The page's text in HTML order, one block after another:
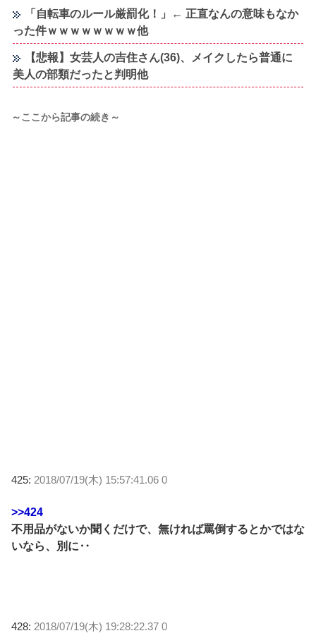
「自転車のルール厳罰化！」← 正直なんの意味もなか
った件ｗｗｗｗｗｗｗｗ他
【悲報】女芸人の吉住さん(36)、メイクしたら普通に
美人の部類だったと判明他
～ここから記事の続き～
425: 2018/07/19(木) 15:57:41.06 0
>>424
不用品がないか聞くだけで、無ければ罵倒するとかではな
いなら、別に‥
428: 2018/07/19(木) 19:28:22.37 0